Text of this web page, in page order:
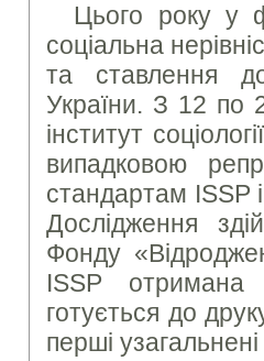
Цього року у
соціальна
та ставлення
України. З 12 по
інститут
випадковою
стандартам ISSP
Дослідження
Фонду
ISSP отримана
готується до
перші